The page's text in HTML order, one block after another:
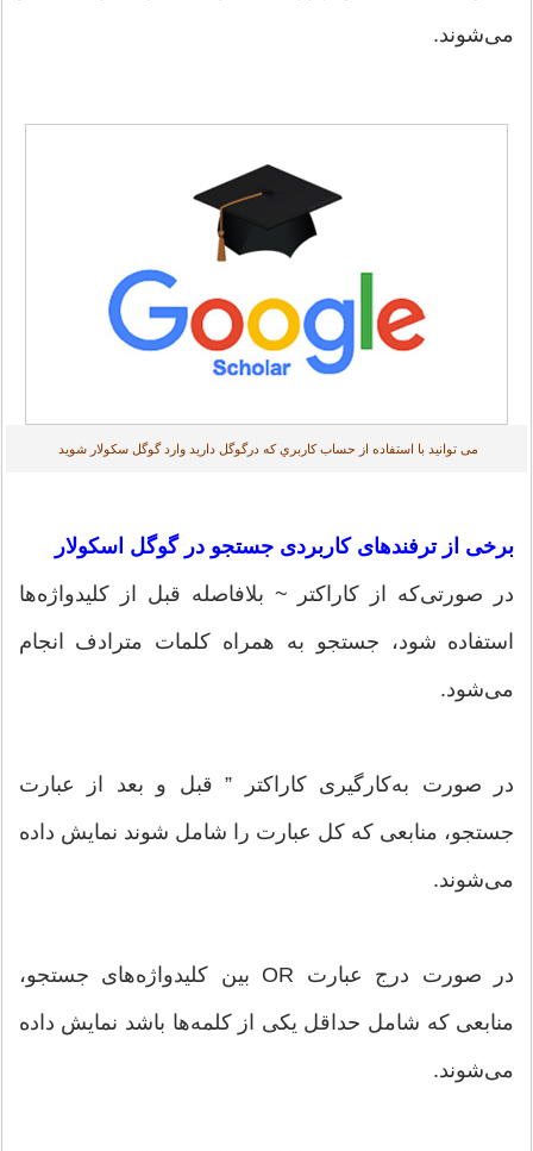
می‌شوند.
می توانید با استفاده از حساب کاربري که درگوگل دارید وارد گوگل سکولار شوید
برخی از ترفندهای کاربردی جستجو در گوگل اسکولار
در صورتی‌که از کاراکتر ~ بلافاصله قبل از کلیدواژه‌ها
استفاده شود، جستجو به همراه کلمات مترادف انجام
می‌شود.
در صورت به‌کارگیری کاراکتر ” قبل و بعد از عبارت
جستجو، منابعی که کل عبارت را شامل شوند نمایش داده
می‌شوند.
در صورت درج عبارت OR بین کلیدواژه‌های جستجو،
منابعی که شامل حداقل یکی از کلمه‌ها باشد نمایش داده
می‌شوند.